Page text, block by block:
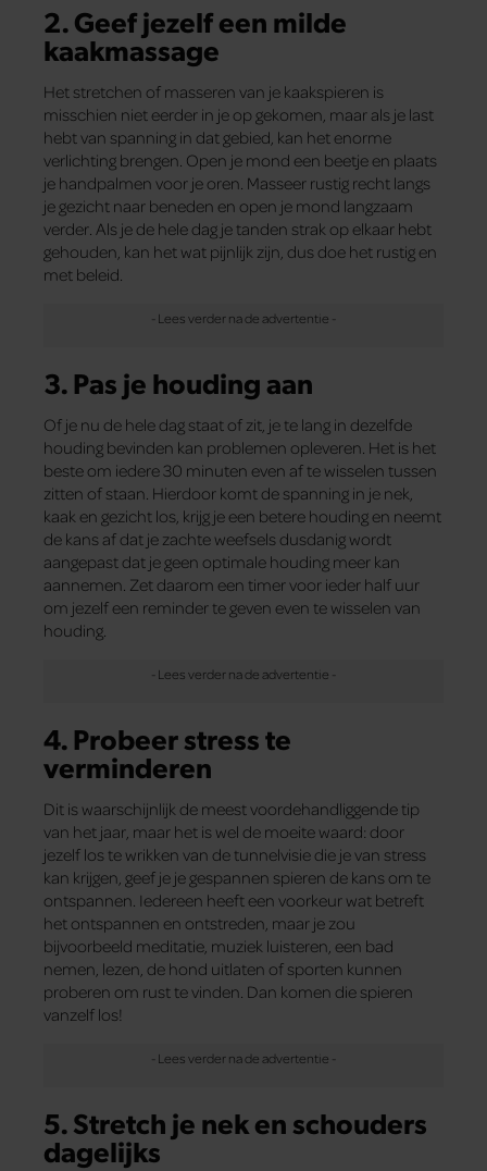
2. Geef jezelf een milde
kaakmassage
Het stretchen of masseren van je kaakspieren is
misschien niet eerder in je op gekomen, maar als je last
hebt van spanning in dat gebied, kan het enorme
verlichting brengen. Open je mond een beetje en plaats
je handpalmen voor je oren. Masseer rustig recht langs
je gezicht naar beneden en open je mond langzaam
verder. Als je de hele dag je tanden strak op elkaar hebt
gehouden, kan het wat pijnlijk zijn, dus doe het rustig en
met beleid.
3. Pas je houding aan
Of je nu de hele dag staat of zit, je te lang in dezelfde
houding bevinden kan problemen opleveren. Het is het
beste om iedere 30 minuten even af te wisselen tussen
zitten of staan. Hierdoor komt de spanning in je nek,
kaak en gezicht los, krijg je een betere houding en neemt
de kans af dat je zachte weefsels dusdanig wordt
aangepast dat je geen optimale houding meer kan
aannemen. Zet daarom een timer voor ieder half uur
om jezelf een reminder te geven even te wisselen van
houding.
4. Probeer stress te
verminderen
Dit is waarschijnlijk de meest voordehandliggende tip
van het jaar, maar het is wel de moeite waard: door
jezelf los te wrikken van de tunnelvisie die je van stress
kan krijgen, geef je je gespannen spieren de kans om te
ontspannen. Iedereen heeft een voorkeur wat betreft
het ontspannen en ontstreden, maar je zou
bijvoorbeeld meditatie, muziek luisteren, een bad
nemen, lezen, de hond uitlaten of sporten kunnen
proberen om rust te vinden. Dan komen die spieren
vanzelf los!
5. Stretch je nek en schouders
dagelijks